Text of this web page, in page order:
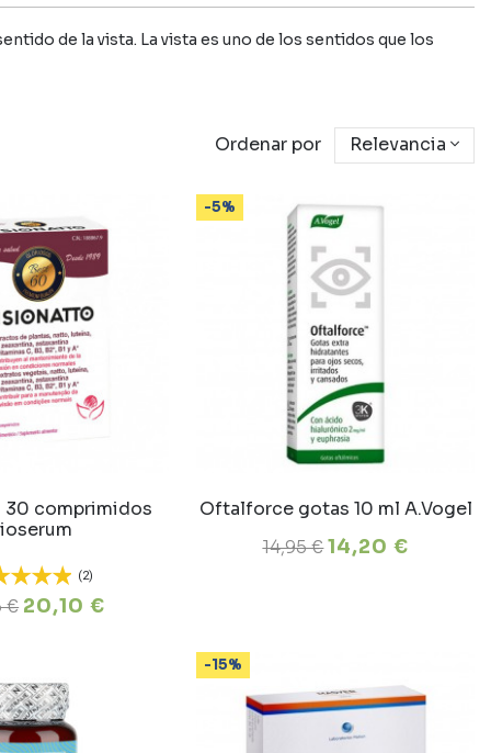
de la vista. La vista es uno de los sentidos que los
Ordenar por Relevancia
comprimidos
(2)
€ 20,10 €
-5%
Oftalforce gotas 10 ml A.Vogel
14,95 €14,20 €
-15%